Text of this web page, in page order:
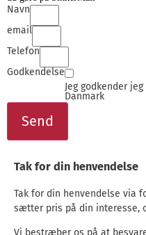
Navn
email
Telefon
Godkendelse
Jeg godkender
Danmark
Send
Tak for din henvendelse
Tak for din henvendelse via
sætter pris på din interesse,
Vi bestræber os på at